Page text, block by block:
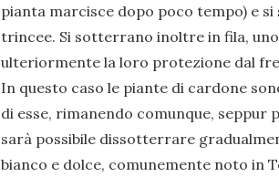
pianta marcisce dopo poco tempo) e
trincee. Si sotterrano inoltre in fila,
ulteriormente la loro protezione dal
In questo caso le piante di cardone
di esse, rimanendo comunque,
sarà possibile dissotterrare
bianco e dolce, comunemente noto in